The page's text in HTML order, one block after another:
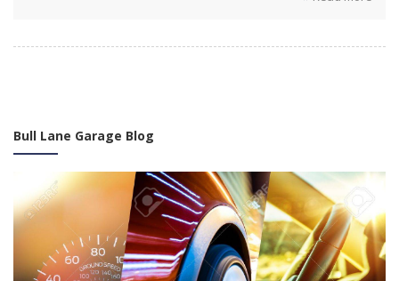
Bull Lane Garage Blog